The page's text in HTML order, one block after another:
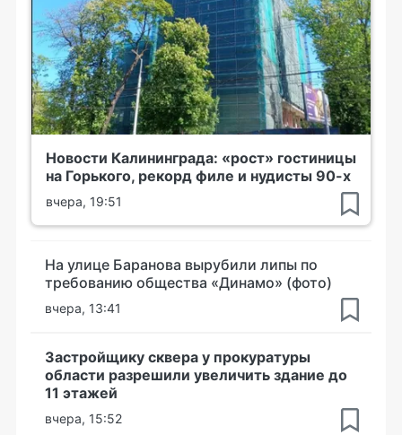
Новости Калининграда: «рост» гостиницы
на Горького, рекорд филе и нудисты 90-х
вчера, 19:51
На улице Баранова вырубили липы по
требованию общества «Динамо» (фото)
вчера, 13:41
Застройщику сквера у прокуратуры
области разрешили увеличить здание до
11 этажей
вчера, 15:52